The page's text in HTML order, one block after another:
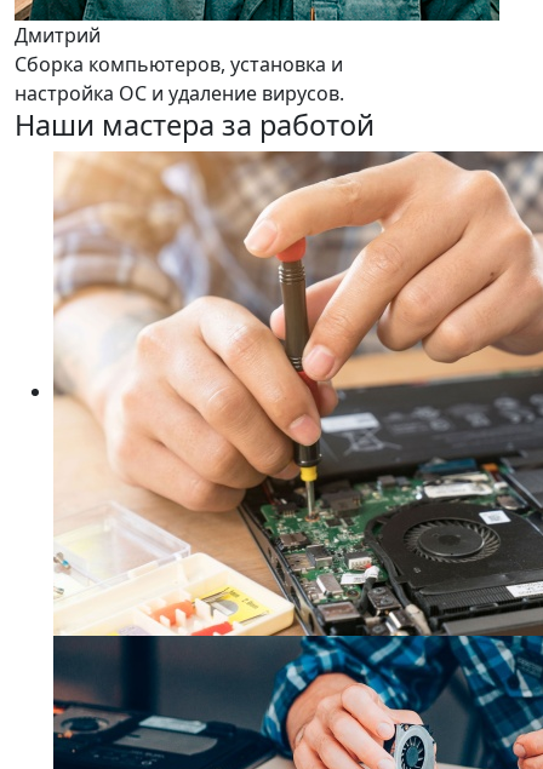
Дмитрий
Сборка компьютеров, установка и
настройка ОС и удаление вирусов.
Наши мастера за работой